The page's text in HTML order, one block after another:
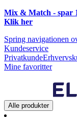
Mix & Match - spar
Klik her
Spring navigationen
Kundeservice
Privatkunde
Mine favoritter
Alle produkter